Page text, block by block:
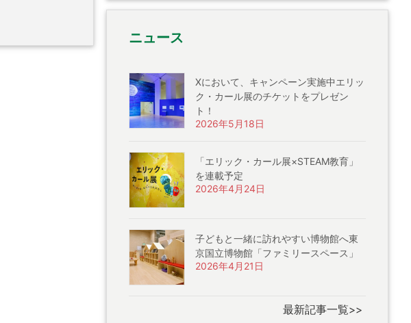
ニュース
Xにおいて、キャンペーン実施中エリッ
ク・カール展のチケットをプレゼン
ト！
2026年5月18日
「エリック・カール展×STEAM教育」
を連載予定
2026年4月24日
子どもと一緒に訪れやすい博物館へ東
京国立博物館「ファミリースペース」
2026年4月21日
最新記事一覧>>